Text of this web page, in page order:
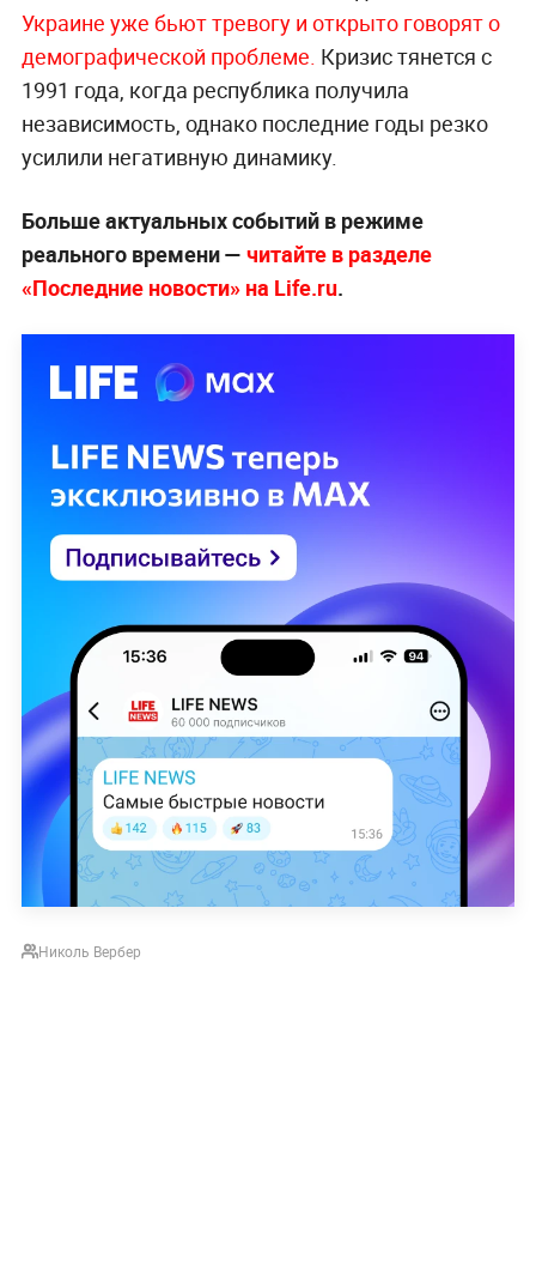
Украине уже бьют тревогу и открыто говорят о
демографической проблеме. Кризис тянется с
1991 года, когда республика получила
независимость, однако последние годы резко
усилили негативную динамику.
Больше актуальных событий в режиме
реального времени — читайте в разделе
«Последние новости» на Life.ru.
Николь Вербер